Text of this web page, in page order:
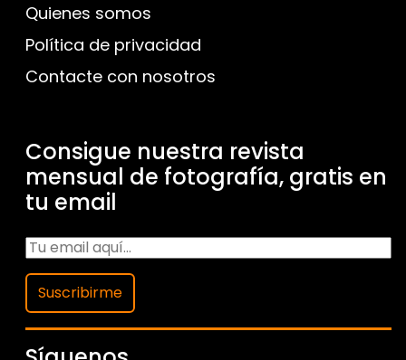
Quienes somos
Política de privacidad
Contacte con nosotros
Consigue nuestra revista
mensual de fotografía, gratis en
tu email
Suscribirme